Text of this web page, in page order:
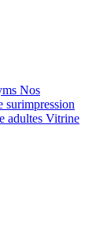
Nos
surimpression
adultes Vitrine